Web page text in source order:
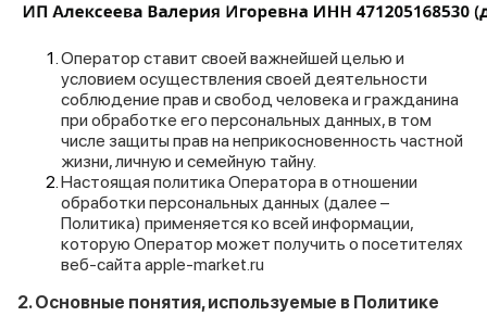
Оператор ставит своей важнейшей целью и
условием осуществления своей деятельности
соблюдение прав и свобод человека и гражданина
при обработке его персональных данных, в том
числе защиты прав на неприкосновенность частной
жизни, личную и семейную тайну.
Настоящая политика Оператора в отношении
обработки персональных данных (далее –
Политика) применяется ко всей информации,
которую Оператор может получить о посетителях
веб-сайта apple-market.ru
2. Основные понятия, используемые в Политике